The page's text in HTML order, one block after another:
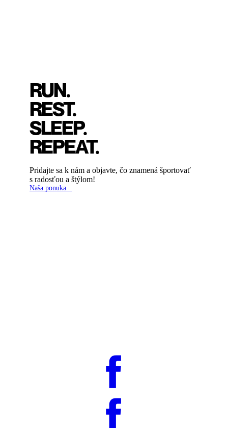
RUN.
REST.
SLEEP.
REPEAT.
Pridajte sa k nám a objavte, čo znamená športovať
s radosťou a štýlom!
Naša ponuka